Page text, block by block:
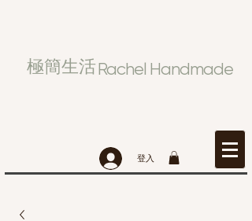
極簡生活Rachel Handmade
登入